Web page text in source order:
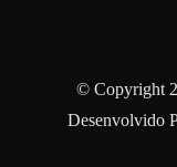
© Copyright
Desenvolvido